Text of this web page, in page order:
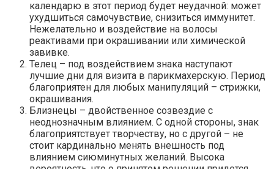
календарю в этот период будет неудачной: может
ухудшиться самочувствие, снизиться иммунитет.
Нежелательно и воздействие на волосы
реактивами при окрашивании или химической
завивке.
Телец – под воздействием знака наступают
лучшие дни для визита в парикмахерскую. Период
благоприятен для любых манипуляций – стрижки,
окрашивания.
Близнецы – двойственное созвездие с
неоднозначным влиянием. С одной стороны, знак
благоприятствует творчеству, но с другой – не
стоит кардинально менять внешность под
влиянием сиюминутных желаний. Высока